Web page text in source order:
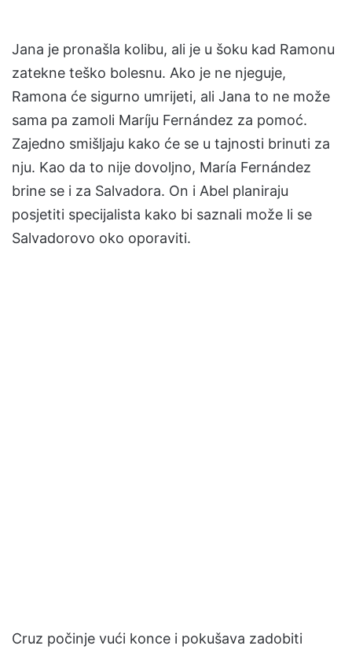
Jana je pronašla kolibu, ali je u šoku kad Ramonu
zatekne teško bolesnu. Ako je ne njeguje,
Ramona će sigurno umrijeti, ali Jana to ne može
sama pa zamoli Maríju Fernández za pomoć.
Zajedno smišljaju kako će se u tajnosti brinuti za
nju. Kao da to nije dovoljno, María Fernández
brine se i za Salvadora. On i Abel planiraju
posjetiti specijalista kako bi saznali može li se
Salvadorovo oko oporaviti.
Cruz počinje vući konce i pokušava zadobiti